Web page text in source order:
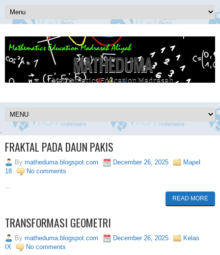
MATHEDUMA
Mathematics Education Madrasah
.
FRAKTAL PADA DAUN PAKIS
By matheduma.blogspot.com December 26, 2025
Mapel
18
No comments
...
READ MORE
TRANSFORMASI GEOMETRI
By matheduma.blogspot.com December 26, 2025
Kelas
IX
No comments